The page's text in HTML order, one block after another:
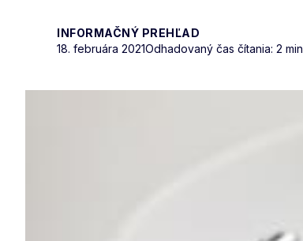
INFORMAČNÝ PREHĽAD
18. februára 2021Odhadovaný čas čítania: 2 min